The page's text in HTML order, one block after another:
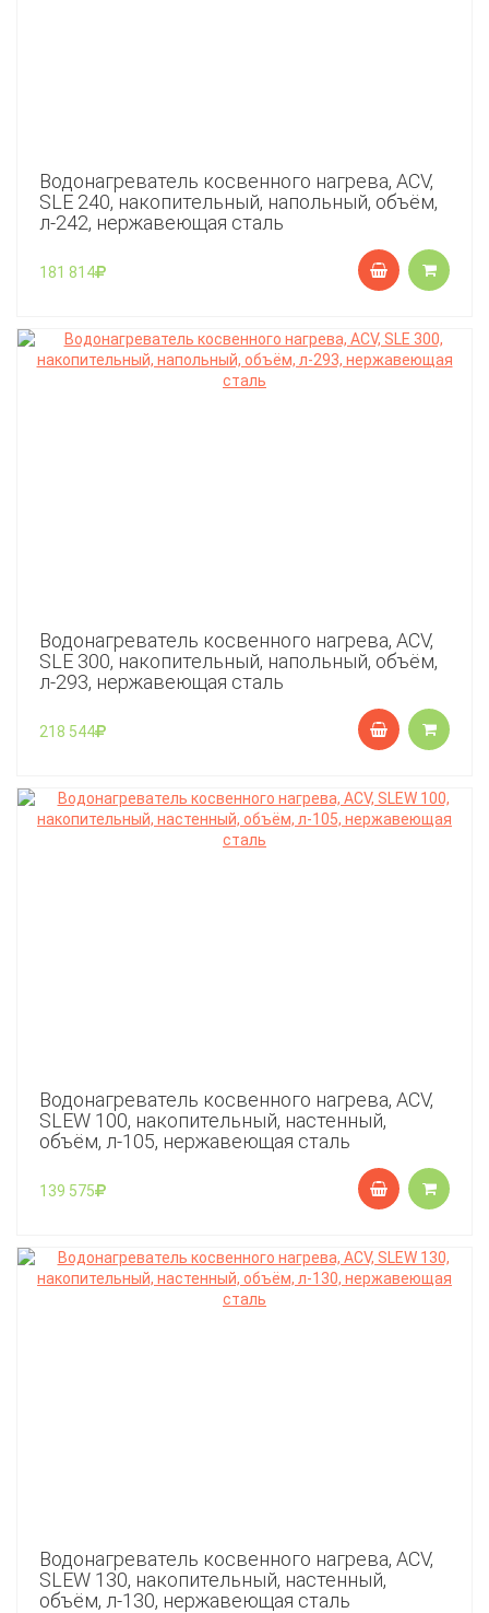
Водонагреватель косвенного нагрева, ACV,
SLE 240, накопительный, напольный, объём,
л-242, нержавеющая сталь
181 814
Водонагреватель косвенного нагрева, ACV,
SLE 300, накопительный, напольный, объём,
л-293, нержавеющая сталь
218 544
Водонагреватель косвенного нагрева, ACV,
SLEW 100, накопительный, настенный,
объём, л-105, нержавеющая сталь
139 575
Водонагреватель косвенного нагрева, ACV,
SLEW 130, накопительный, настенный,
объём, л-130, нержавеющая сталь